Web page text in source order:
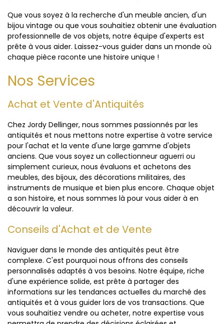
Que vous soyez à la recherche d'un meuble ancien, d'un
bijou vintage ou que vous souhaitiez obtenir une évaluation
professionnelle de vos objets, notre équipe d'experts est
prête à vous aider. Laissez-vous guider dans un monde où
chaque pièce raconte une histoire unique !
Nos Services
Achat et Vente d'Antiquités
Chez Jordy Dellinger, nous sommes passionnés par les
antiquités et nous mettons notre expertise à votre service
pour l'achat et la vente d'une large gamme d'objets
anciens. Que vous soyez un collectionneur aguerri ou
simplement curieux, nous évaluons et achetons des
meubles, des bijoux, des décorations militaires, des
instruments de musique et bien plus encore. Chaque objet
a son histoire, et nous sommes là pour vous aider à en
découvrir la valeur.
Conseils d'Achat et de Vente
Naviguer dans le monde des antiquités peut être
complexe. C'est pourquoi nous offrons des conseils
personnalisés adaptés à vos besoins. Notre équipe, riche
d'une expérience solide, est prête à partager des
informations sur les tendances actuelles du marché des
antiquités et à vous guider lors de vos transactions. Que
vous souhaitiez vendre ou acheter, notre expertise vous